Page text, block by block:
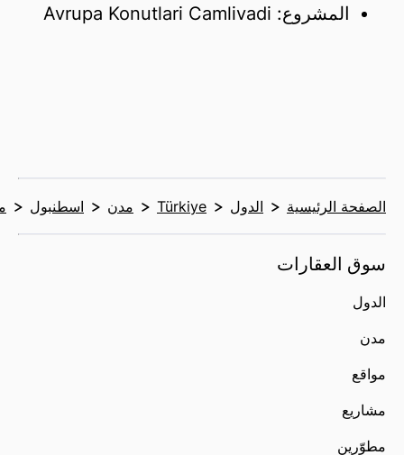
المشروع: Avrupa Konutlari Camlivadi
الصفحة الرئيسية الدول Türkiye مدن اسطنبول
سوق العقارات
الدول
مدن
مواقع
مشاريع
مطوّرين